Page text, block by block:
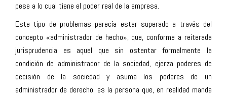
pese a lo cual tiene el poder real de la empresa.
Este tipo de problemas parecía estar superado a través del
concepto «administrador de hecho», que, conforme a reiterada
jurisprudencia es aquel que sin ostentar formalmente la
condición de administrador de la sociedad, ejerza poderes de
decisión de la sociedad y asuma los poderes de un
administrador de derecho; es la persona que, en realidad manda